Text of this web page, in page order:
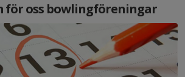
för oss bowlingföreningar